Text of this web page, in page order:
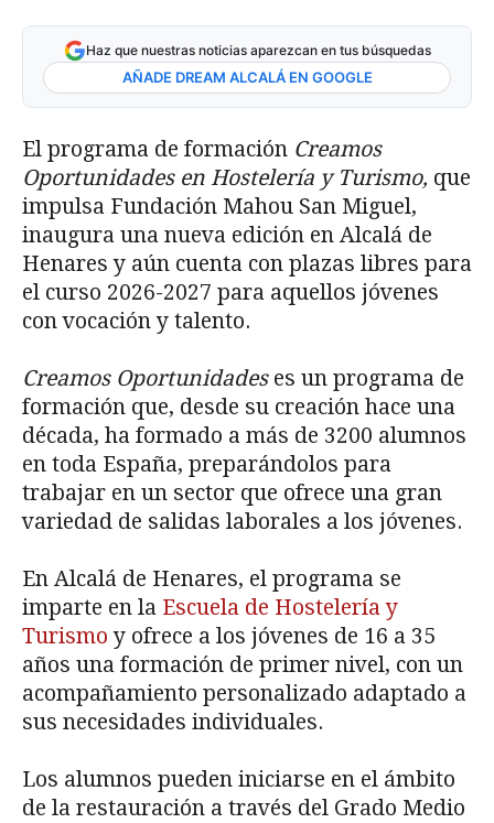
Haz que nuestras noticias aparezcan en tus búsquedas
AÑADE DREAM ALCALÁ EN GOOGLE
El programa de formación Creamos
Oportunidades en Hostelería y Turismo, que
impulsa Fundación Mahou San Miguel,
inaugura una nueva edición en Alcalá de
Henares y aún cuenta con plazas libres para
el curso 2026-2027 para aquellos jóvenes
con vocación y talento.
Creamos Oportunidadeses un programa de
formación que, desde su creación hace una
década, ha formado a más de 3200 alumnos
en toda España, preparándolos para
trabajar en un sector que ofrece una gran
variedad de salidas laborales a los jóvenes.
En Alcalá de Henares, el programa se
imparte en la Escuela de Hostelería y
Turismo y ofrece a los jóvenes de 16 a 35
años una formación de primer nivel, con un
acompañamiento personalizado adaptado a
sus necesidades individuales.
Los alumnos pueden iniciarse en el ámbito
de la restauración a través del Grado Medio